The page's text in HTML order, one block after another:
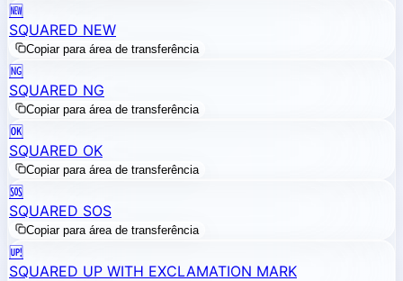
🆕
SQUARED NEW
Copiar para área de transferência
🆖
SQUARED NG
Copiar para área de transferência
🆗
SQUARED OK
Copiar para área de transferência
🆘
SQUARED SOS
Copiar para área de transferência
🆙
SQUARED UP WITH EXCLAMATION MARK